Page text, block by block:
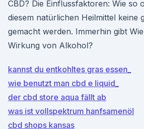
CBD? Die Einflussfaktoren: Wie so
diesem natürlichen Heilmittel keine
gemacht werden. Immerhin gibt
Wirkung von Alkohol?
kannst du entkohltes gras essen_
wie benutzt man cbd e liquid_
der cbd store aqua fällt ab
was ist vollspektrum hanfsamenöl
cbd shops kansas